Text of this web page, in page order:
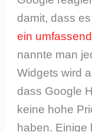
damit, dass
ein
nannte man
Widgets wird
dass Google
keine hohe
haben. Einige